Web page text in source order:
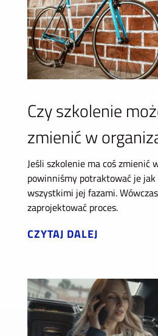
Czy szkolenie
zmienić w
Jeśli szkolenie ma coś zmienić
powinniśmy potraktować je jak
wszystkimi jej fazami.
zaprojektować proces.
CZYTAJ DALEJ